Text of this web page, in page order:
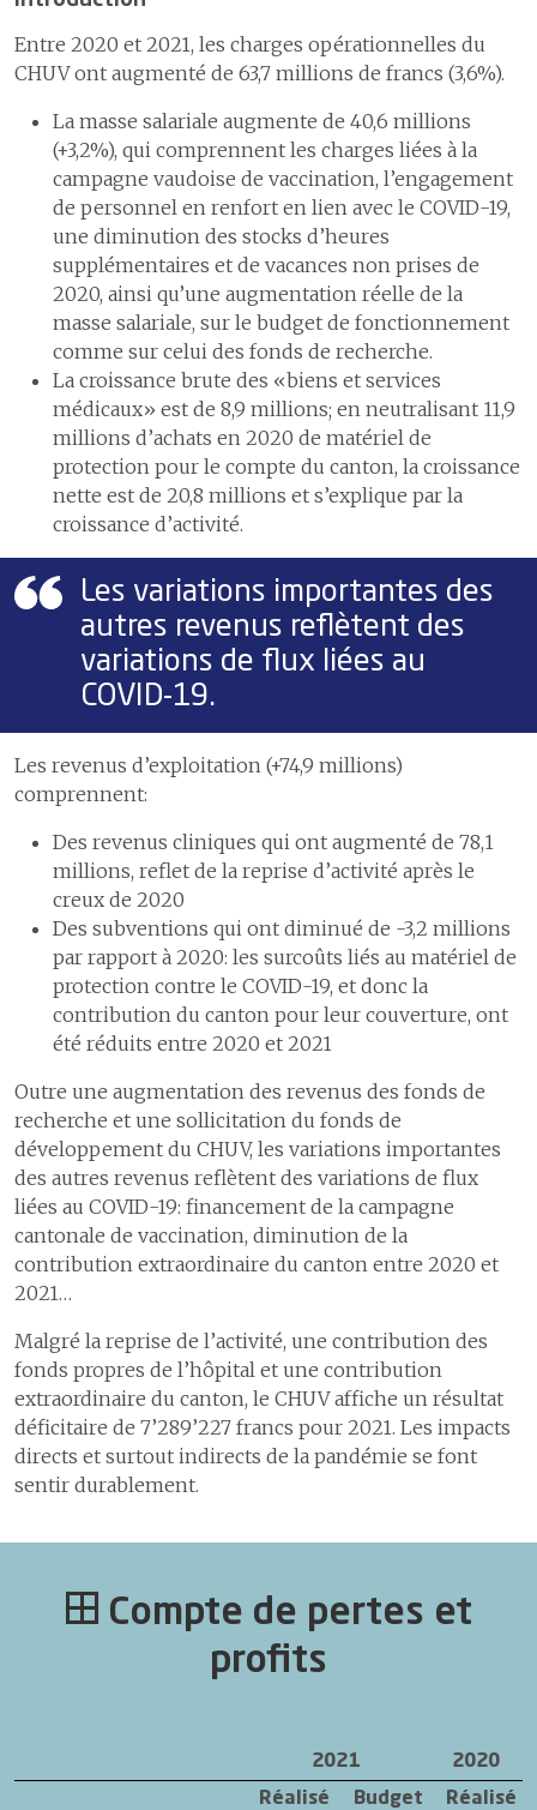
La satisfaction des patientes
ou patients et des proches
Espace de médiation entre
professionnels
L’efficacité et l’efficience des soins
Les délais de prise en charge aux urgences
Les délais de prise en charge en cas d’infarctus du myocarde
Les délais de prise en charge en cas d'accident vasculaire cérébral
Le programme ERAS pour une meilleure récupération après une
chirurgie
Certifications et accréditations
distinctions
S’ouvrir au monde
Communiquer pour mieux
partager
Activités culturelles
6
Construire l’hôpital de
demain
Assurer la logistique
8
Développer les systèmes
d’information
9 Comptes
médiation
Pratiques
travail
chances
Attractivité et
employeur
Soigner mieux avec moins
Aller au-delà de nos missions
Entre 2020 et 2021, les charges opérationnelles du
CHUV ont augmenté de 63,7 millions de francs (3,6%).
La masse salariale augmente de 40,6 millions
(+3,2%), qui comprennent les charges liées à la
campagne vaudoise de vaccination, l’engagement
de personnel en renfort en lien avec le COVID-19,
une diminution des stocks d’heures
supplémentaires et de vacances non prises de
2020, ainsi qu’une augmentation réelle de la
masse salariale, sur le budget de fonctionnement
comme sur celui des fonds de recherche.
La croissance brute des «biens et services
médicaux» est de 8,9 millions; en neutralisant 11,9
millions d’achats en 2020 de matériel de
protection pour le compte du canton, la croissance
nette est de 20,8 millions et s’explique par la
croissance d’activité.
Les variations importantes des
autres revenus reflètent des
variations de flux liées au
COVID-19.
Les revenus d’exploitation (+74,9 millions)
comprennent:
Des revenus cliniques qui ont augmenté de 78,1
millions, reflet de la reprise d’activité après le
creux de 2020
Des subventions qui ont diminué de -3,2 millions
par rapport à 2020: les surcoûts liés au matériel de
protection contre le COVID-19, et donc la
contribution du canton pour leur couverture, ont
été réduits entre 2020 et 2021
Outre une augmentation des revenus des fonds de
recherche et une sollicitation du fonds de
développement du CHUV, les variations importantes
des autres revenus reflètent des variations de flux
liées au COVID-19: financement de la campagne
cantonale de vaccination, diminution de la
contribution extraordinaire du canton entre 2020 et
2021…
Malgré la reprise de l’activité, une contribution des
fonds propres de l’hôpital et une contribution
extraordinaire du canton, le CHUV affiche un résultat
déficitaire de 7’289’227 francs pour 2021. Les impacts
directs et surtout indirects de la pandémie se font
sentir durablement.
Compte de pertes et
profits
2021
2020
Réalisé
Budget Réalisé